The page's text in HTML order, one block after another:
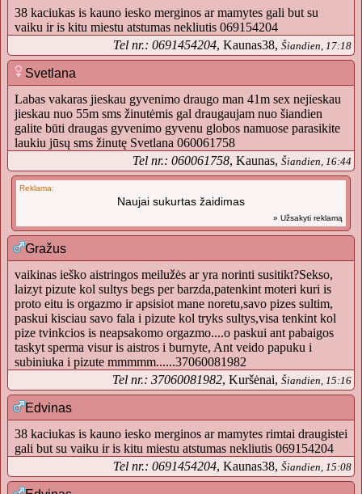
38 kaciukas is kauno iesko merginos ar mamytes gali but su
vaiku ir is kitu miestu atstumas nekliutis 069154204
Tel nr.: 0691454204, Kaunas38, Šiandien, 17:18
Svetlana
Labas vakaras jieskau gyvenimo draugo man 41m sex nejieskau
jieskau nuo 55m sms žinutėmis gal draugaujam nuo šiandien
galite būti draugas gyvenimo gyvenu globos namuose parasikite
laukiu jūsų sms žinutę Svetlana 060061758
Tel nr.: 060061758, Kaunas, Šiandien, 16:44
Reklama:
Naujai sukurtas žaidimas
» Užsakyti reklamą
Gražus
vaikinas ieško aistringos meilužės ar yra norinti susitikt?Sekso,
laizyt pizute kol sultys begs per barzda,patenkint moteri kuri is
proto eitu is orgazmo ir apsisiot mane noretu,savo pizes sultim,
paskui kisciau savo fala i pizute kol tryks sultys,visa tenkint kol
pize tvinkcios is neapsakomo orgazmo....o paskui ant pabaigos
taskyt sperma visur is aistros i burnyte, Ant veido papuku i
subiniuka i pizute mmmmm......37060081982
Tel nr.: 37060081982, Kuršėnai, Šiandien, 15:16
Edvinas
38 kaciukas is kauno iesko merginos ar mamytes rimtai draugistei
gali but su vaiku ir is kitu miestu atstumas nekliutis 069154204
Tel nr.: 0691454204, Kaunas38, Šiandien, 15:08